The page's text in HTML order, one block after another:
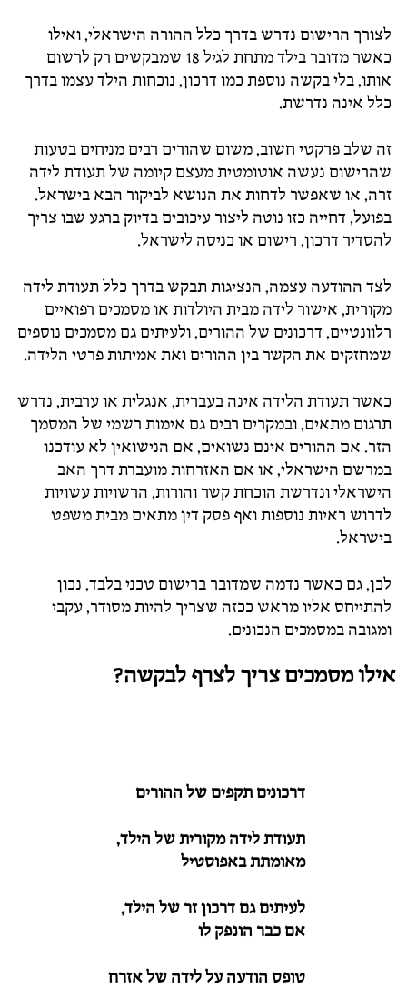
לצורך הרישום נדרשבדרך כלל ההורה הישראלי,ואילו
כאשרמדוברבילדמתחת לגיל 18 שמבקשים רק לרשום
אותו,בליבקשה נוספת כמו דרכון, נוכחות הילדעצמובדרך
כלל אינה נדרשת.
זה שלבפרקטי חשוב,משום שהורים רבים מניחים בטעות
שהרישום נעשה אוטומטיתמעצם קיומה שלתעודת לידה
זרה, או שאפשר לדחות את הנושא לביקור הבא בישראל.
בפועל, דחייה כזו נוטה ליצורעיכובים בדיוקברגע שבוצריך
להסדיר דרכון, רישום או כניסה לישראל.
לצד ההודעה עצמה, הנציגותתבקשבדרך כללתעודת לידה
מקורית, אישור לידה מבית היולדות אומסמכים רפואיים
רלוונטיים, דרכונים של ההורים,ולעיתים גם מסמכים נוספים
שמחזקים את הקשרבין ההורים ואת אמיתותפרטי הלידה.
כאשרתעודת הלידה אינה בעברית, אנגלית אוערבית, נדרש
תרגום מתאים,ובמקרים רבים גם אימות רשמי של המסמך
הזר. אם ההורים אינם נשואים, אם הנישואין לא עודכנו
במרשם הישראלי, או אם האזרחותמועברת דרך האב
הישראליונדרשת הוכחתקשרוהורות, הרשויותעשויות
לדרוש ראיות נוספותואף פסק דיןמתאים מביתמשפט
בישראל.
לכן,גם כאשר נדמה שמדוברברישום טכניבלבד, נכון
להתייחס אליומראש ככזה שצריך להיותמסודר,עקבי
ומגובה במסמכים הנכונים.
אילומסמכיםצריך לצרף לבקשה?
דרכונים תקפים שלההורים
תעודתלידהמקוריתשלהילד,
מאומתתבאפוסטיל
לעיתיםגם דרכוןזר שלהילד,
אם כבר הונפקלו
טופסהודעה עללידה שלאזרח